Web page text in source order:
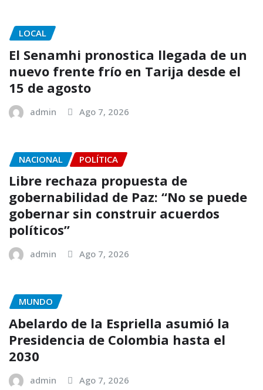
LOCAL
El Senamhi pronostica llegada de un
nuevo frente frío en Tarija desde el
15 de agosto
admin Ago 7, 2026
NACIONAL POLÍTICA
Libre rechaza propuesta de
gobernabilidad de Paz: “No se puede
gobernar sin construir acuerdos
políticos”
admin Ago 7, 2026
MUNDO
Abelardo de la Espriella asumió la
Presidencia de Colombia hasta el
2030
admin Ago 7, 2026